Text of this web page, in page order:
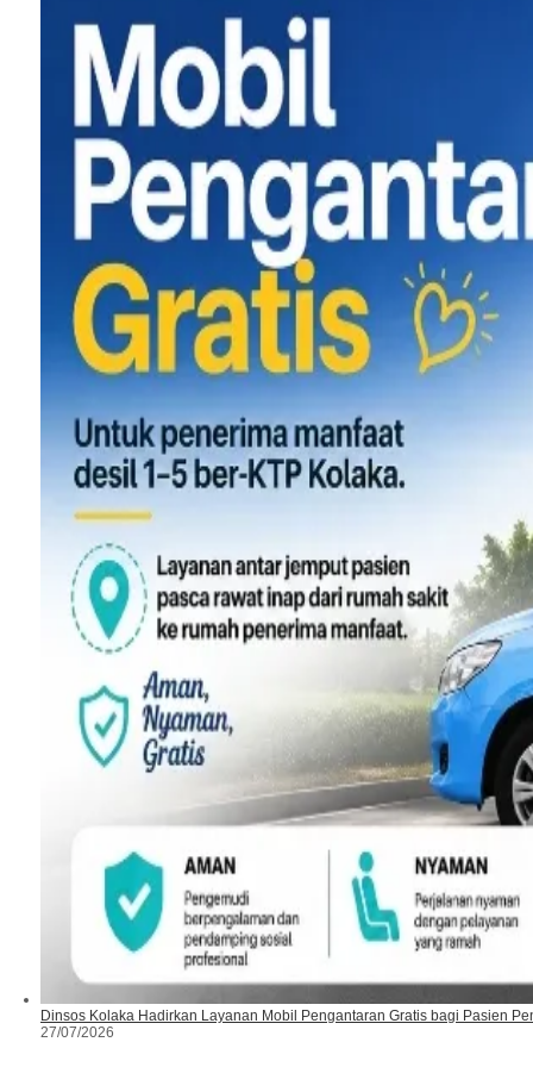
Dinsos Kolaka Hadirkan Layanan Mobil Pengantaran Gratis bagi Pasien
27/07/2026